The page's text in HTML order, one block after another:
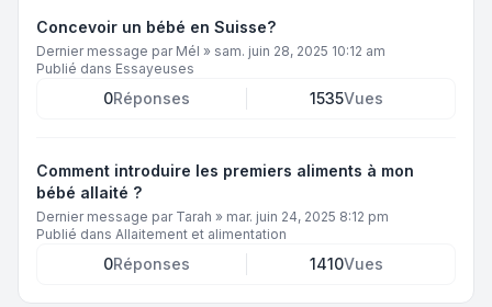
Concevoir un bébé en Suisse?
Dernier message par Mél » sam. juin 28, 2025 10:12 am
Publié dans Essayeuses
0Réponses 1535Vues
Comment introduire les premiers aliments à mon
bébé allaité ?
Dernier message par Tarah » mar. juin 24, 2025 8:12 pm
Publié dans Allaitement et alimentation
0Réponses 1410Vues